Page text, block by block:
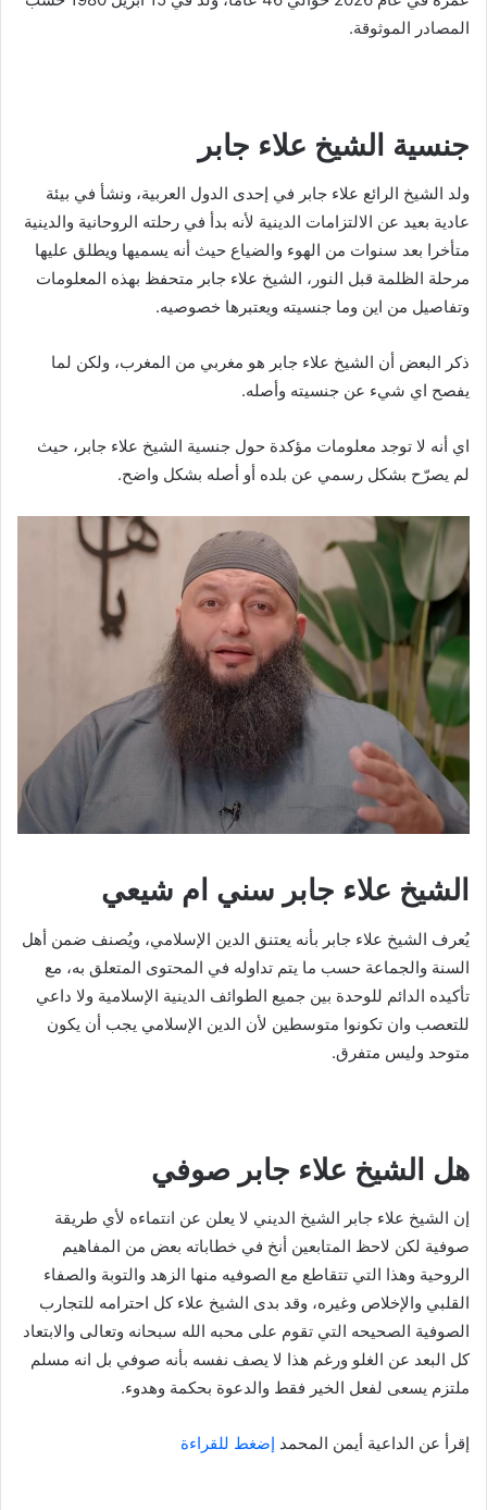
المصادر الموثوقة.
جنسية الشيخ علاء جابر
ولد الشيخ الرائع علاء جابر في إحدى الدول العربية، ونشأ في بيئة
عادية بعيد عن الالتزامات الدينية لأنه بدأ في رحلته الروحانية والدينية
متأخرا بعد سنوات من الهوء والضياع حيث أنه يسميها ويطلق عليها
مرحلة الظلمة قبل النور، الشيخ علاء جابر متحفظ بهذه المعلومات
وتفاصيل من اين وما جنسيته ويعتبرها خصوصيه.
ذكر البعض أن الشيخ علاء جابر هو مغربي من المغرب، ولكن لما
يفصح اي شيء عن جنسيته وأصله.
اي أنه لا توجد معلومات مؤكدة حول جنسية الشيخ علاء جابر، حيث
لم يصرّح بشكل رسمي عن بلده أو أصله بشكل واضح.
الشيخ علاء جابر سني ام شيعي
يُعرف الشيخ علاء جابر بأنه يعتنق الدين الإسلامي، ويُصنف ضمن أهل
السنة والجماعة حسب ما يتم تداوله في المحتوى المتعلق به، مع
تأكيده الدائم للوحدة بين جميع الطوائف الدينية الإسلامية ولا داعي
للتعصب وان تكونوا متوسطين لأن الدين الإسلامي يجب أن يكون
متوحد وليس متفرق.
هل الشيخ علاء جابر صوفي
إن الشيخ علاء جابر الشيخ الديني لا يعلن عن انتماءه لأي طريقة
صوفية لكن لاحظ المتابعين أنخ في خطاباته بعض من المفاهيم
الروحية وهذا التي تتقاطع مع الصوفيه منها الزهد والتوبة والصفاء
القلبي والإخلاص وغيره، وقد بدى الشيخ علاء كل احترامه للتجارب
الصوفية الصحيحه التي تقوم على محبه الله سبحانه وتعالى والابتعاد
كل البعد عن الغلو ورغم هذا لا يصف نفسه بأنه صوفي بل انه مسلم
ملتزم يسعى لفعل الخير فقط والدعوة بحكمة وهدوء.
إقرأ عن الداعية أيمن المحمد إضغط للقراءة